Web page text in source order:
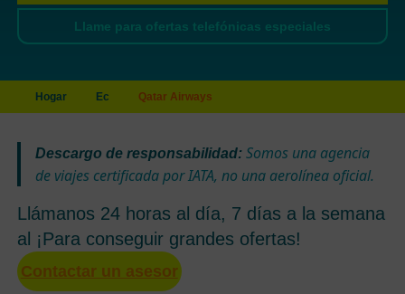
Llame para ofertas telefónicas especiales
Hogar Ec Qatar Airways
Descargo de responsabilidad:Somos una agencia
de viajes certificada por IATA, no una aerolínea oficial.
Llámanos 24 horas al día, 7 días a la semana
al ¡Para conseguir grandes ofertas!
Contactar un asesor